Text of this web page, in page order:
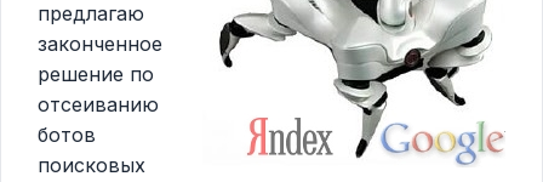
предлагаю
законченное
решение по
отсеиванию
ботов
поисковых